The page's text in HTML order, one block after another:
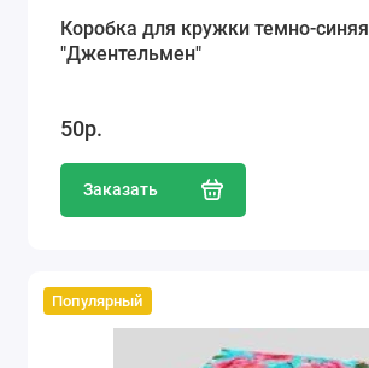
Коробка для кружки темно-синяя
"Джентельмен"
50р.
Заказать
Популярный